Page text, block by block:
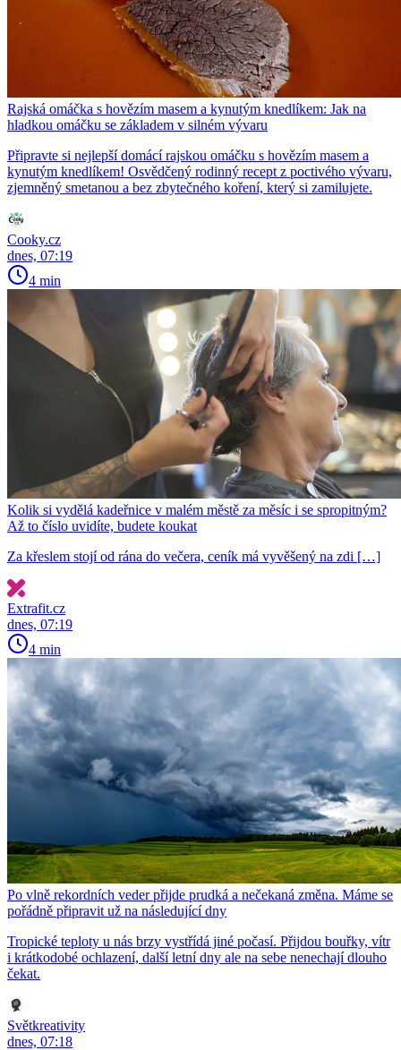
Rajská omáčka s hovězím masem a kynutým knedlíkem: Jak na
hladkou omáčku se základem v silném vývaru
Připravte si nejlepší domácí rajskou omáčku s hovězím masem a
kynutým knedlíkem! Osvědčený rodinný recept z poctivého vývaru,
zjemněný smetanou a bez zbytečného koření, který si zamilujete.
Cooky.cz
dnes, 07:19
4 min
Kolik si vydělá kadeřnice v malém městě za měsíc i se spropitným?
Až to číslo uvidíte, budete koukat
Za křeslem stojí od rána do večera, ceník má vyvěšený na zdi […]
Extrafit.cz
dnes, 07:19
4 min
Po vlně rekordních veder přijde prudká a nečekaná změna. Máme se
pořádně připravit už na následující dny
Tropické teploty u nás brzy vystřídá jiné počasí. Přijdou bouřky, vítr
i krátkodobé ochlazení, další letní dny ale na sebe nenechají dlouho
čekat.
Světkreativity
dnes, 07:18